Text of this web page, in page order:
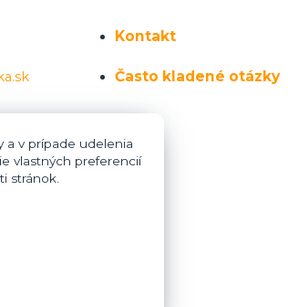
Kontakt
Často kladené otázky
a v prípade udelenia
vlastných preferencií
stránok.